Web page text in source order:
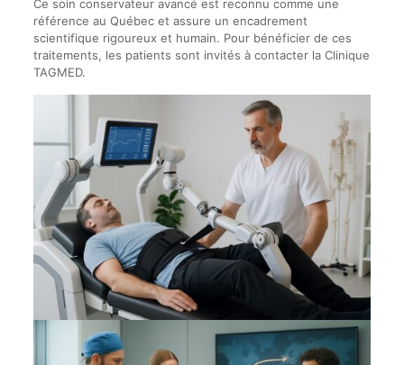
Ce soin conservateur avancé est reconnu comme une
référence au Québec et assure un encadrement
scientifique rigoureux et humain. Pour bénéficier de ces
traitements, les patients sont invités à contacter la Clinique
TAGMED.